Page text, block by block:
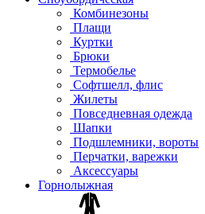
Комбинезоны
Плащи
Куртки
Брюки
Термобелье
Софтшелл, флис
Жилеты
Повседневная одежда
Шапки
Подшлемники, вороты
Перчатки, варежки
Аксессуары
Горнолыжная